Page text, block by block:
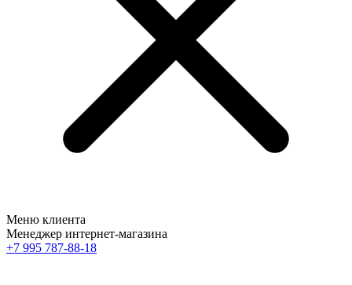
Меню клиента
Менеджер интернет-магазина
+7 995 787-88-18